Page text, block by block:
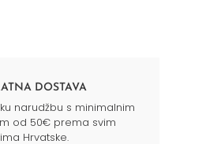
DOSTAVA
narudžbu s minimalnim
od 50€ prema svim
Hrvatske.